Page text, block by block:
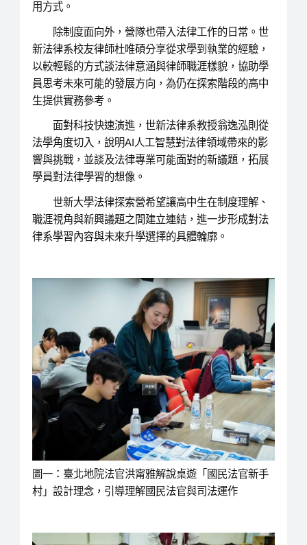
用方式。
除制度面向外，營隊也帶入法律工作的日常。世
新法律系校友律師杜唯碩分享從求學到執業的經驗，
以較輕鬆的方式談法律意涵與律師職涯樣貌，協助學
員思考未來可能的發展方向，為仍在探索階段的高中
生提供實務參考。
面對科技快速演進，世新法律系教授翁逸泓則從
法學角度切入，說明AI人工智慧對法律領域帶來的影
響與挑戰，並談及法律專業可能面對的新議題，拓展
學員對法律學習的想像。
世新大學法律探索營希望讓高中生在制度理解、
職涯視角與新興議題之間建立連結，進一步形成對法
律系學習內容與未來升學選擇的具體輪廓。
圖一：臺北地院法官洪甯雅解說桌遊「國民法官新手
村」設計理念，引導理解國民法官與司法運作